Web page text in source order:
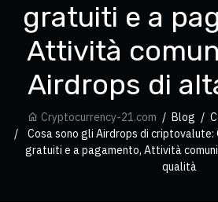
gratuiti e a
Attività
Airdrops di
Cryptocurrency-21.com Blog
Cosa sono gli Airdrops di criptovalute:
gratuiti e a pagamento, Attività
qualità